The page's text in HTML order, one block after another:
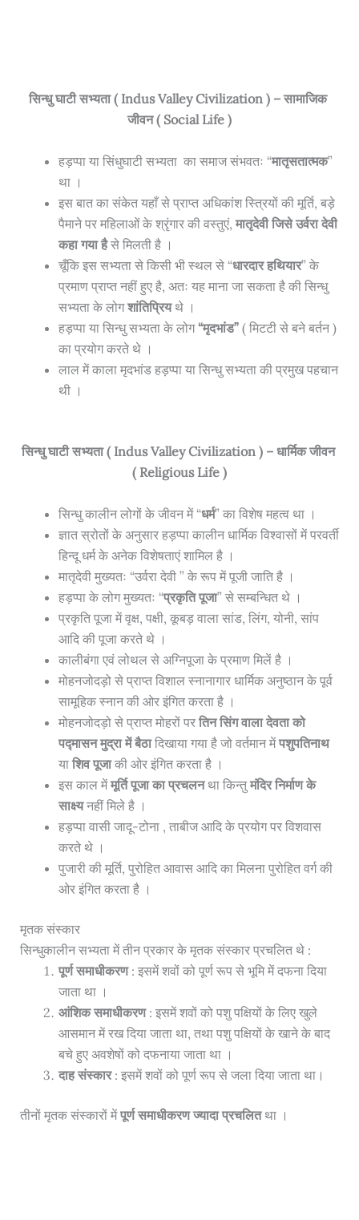
सिन्धु घाटी सभ्यता ( Indus Valley Civilization ) – सामाजिक
जीवन ( Social Life )
हड़प्पा या सिंधुघाटी सभ्यता का समाज संभवतः “मातृसतात्मक”
था ।
इस बात का संकेत यहाँ से प्राप्त अधिकांश स्त्रियों की मूर्ति, बड़े
पैमाने पर महिलाओं के श्रृंगार की वस्तुएं, मातृदेवी जिसे उर्वरा देवी
कहा गया हैसे मिलती है ।
चूँकि इस सभ्यता से किसी भी स्थल से “धारदार हथियार” के
प्रमाण प्राप्त नहीं हुए है, अतः यह माना जा सकता है की सिन्धु
सभ्यता के लोगशांतिप्रियथे ।
हड़प्पा या सिन्धु सभ्यता के लोग“मृदभांड”( मिटटी से बने बर्तन )
का प्रयोग करते थे ।
लाल में काला मृदभांड हड़प्पा या सिन्धु सभ्यता की प्रमुख पहचान
थी ।
सिन्धु घाटी सभ्यता ( Indus Valley Civilization ) – धार्मिक जीवन
( Religious Life )
सिन्धु कालीन लोगों के जीवन में “धर्म” का विशेष महत्व था ।
ज्ञात स्रोतों के अनुसार हड़प्पा कालीन धार्मिक विश्वासों में परवर्ती
हिन्दू धर्म के अनेक विशेषताएं शामिल है ।
मातृदेवी मुख्यतः “उर्वरा देवी ” के रूप में पूजी जाति है ।
हड़प्पा के लोग मुख्यतः “प्रकृति पूजा” से सम्बन्धित थे ।
प्रकृति पूजा में वृक्ष, पक्षी, कूबड़ वाला सांड, लिंग, योनी, सांप
आदि की पूजा करते थे ।
कालीबंगा एवं लोथल से अग्निपूजा के प्रमाण मिलें है ।
मोहनजोदड़ो से प्राप्त विशाल स्नानागार धार्मिक अनुष्ठान के पूर्व
सामूहिक स्नान की ओर इंगित करता है ।
मोहनजोदड़ो से प्राप्त मोहरों पर तिन सिंग वाला देवता को
पद्मासन मुद्रा में बैठादिखाया गया है जो वर्तमान मेंपशुपतिनाथ
या शिव पूजाकी ओर इंगित करता है ।
इस काल मेंमूर्ति पूजा का प्रचलनथा किन्तु मंदिर निर्माण के
साक्ष्यनहीं मिले है ।
हड़प्पा वासी जादू-टोना , ताबीज आदि के प्रयोग पर विशवास
करते थे ।
पुजारी की मूर्ति, पुरोहित आवास आदि का मिलना पुरोहित वर्ग की
ओर इंगित करता है ।
मृतक संस्कार
सिन्धुकालीन सभ्यता में तीन प्रकार के मृतक संस्कार प्रचलित थे :
पूर्ण समाधीकरण: इसमें शवों को पूर्ण रूप से भूमि में दफना दिया
जाता था ।
आंशिक समाधीकरण: इसमें शवों को पशु पक्षियों के लिए खुले
आसमान में रख दिया जाता था, तथा पशु पक्षियों के खाने के बाद
बचे हुए अवशेषों को दफनाया जाता था ।
दाह संस्कार: इसमें शवों को पूर्ण रूप से जला दिया जाता था।
तीनों मृतक संस्कारों मेंपूर्ण समाधीकरण ज्यादा प्रचलितथा ।